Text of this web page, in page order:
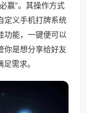
赢”。其操作方式
定义手机打牌系统
功能，一键便可以
你是想分享给好友
需求。